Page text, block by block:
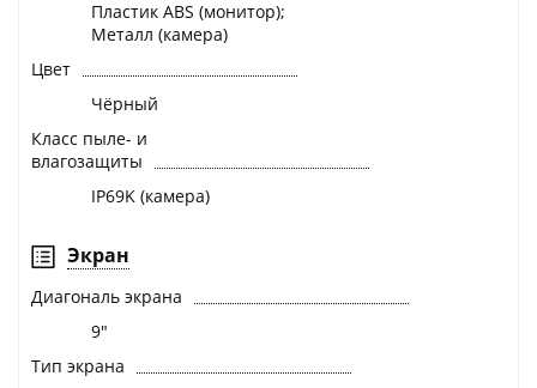
Пластик ABS (монитор);
Металл (камера)
Цвет
Чёрный
Класс пыле- и
влагозащиты
IP69K (камера)
Экран
Диагональ экрана
9"
Тип экрана